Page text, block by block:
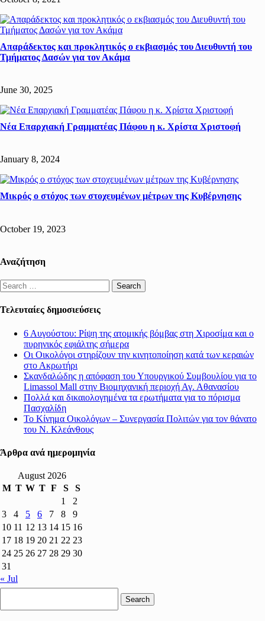
Απαράδεκτος και προκλητικός ο εκβιασμός του Διευθυντή του
Τμήματος Δασών για τον Ακάμα
June 30, 2025
Νέα Επαρχιακή Γραμματέας Πάφου η κ. Χρίστα Χριστοφή
January 8, 2024
Μικρός ο στόχος των στοχευμένων μέτρων της Κυβέρνησης
October 19, 2023
Αναζήτηση
Search
for:
Τελευταίες δημοσιεύσεις
6 Αυγούστου: Ρίψη της ατομικής βόμβας στη Χιροσίμα και ο
πυρηνικός εφιάλτης σήμερα
Οι Οικολόγοι στηρίζουν την κινητοποίηση κατά των κεραιών
στο Ακρωτήρι
Σκανδαλώδης η απόφαση του Υπουργικού Συμβουλίου για το
Limassol Mall στην Βιομηχανική περιοχή Αγ. Αθανασίου
Πολλά και δικαιολογημένα τα ερωτήματα για το πόρισμα
Πασχαλίδη
Το Κίνημα Οικολόγων – Συνεργασία Πολιτών για τον θάνατο
του Ν. Κλεάνθους
Άρθρα ανά ημερομηνία
August 2026
M T W T F S
S
1
2
3
4 5 6 7 8
9
10 11 12 13 14 15 16
17 18 19 20 21 22 23
24 25 26 27 28 29 30
31
« Jul